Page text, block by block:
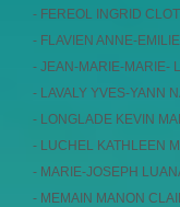
- FEREOL INGRID
- FLAVIEN ANNE-EMILIE
- JEAN-MARIE-MARIE-
- LAVALY YVES-YANN
- LONGLADE KEVIN
- LUCHEL KATHLEEN
- MARIE-JOSEPH
- MEMAIN MANON